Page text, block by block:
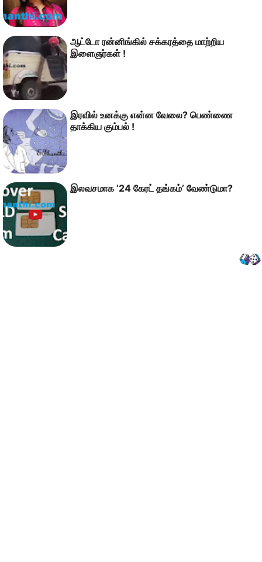
ஆட்டோ ரன்னிங்கில் சக்கரத்தை மாற்றிய
இளைஞர்கள் !
இரவில் உனக்கு என்ன வேலை? பெண்ணை
தாக்கிய கும்பல் !
இலவசமாக‌ ’24 கேரட் தங்கம்’ வேண்டுமா?